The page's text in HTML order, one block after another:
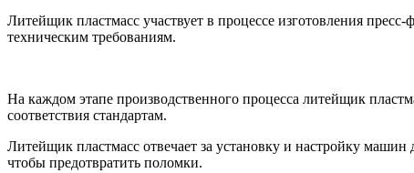
Литейщик пластмасс участвует в процессе изготовления
техническим требованиям.
На каждом этапе производственного процесса литейщик
соответствия стандартам.
Литейщик пластмасс отвечает за установку и настройку
чтобы предотвратить поломки.